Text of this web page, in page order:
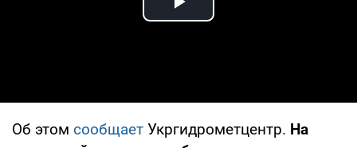
Play Video
Об этом сообщает Укргидрометцентр. На